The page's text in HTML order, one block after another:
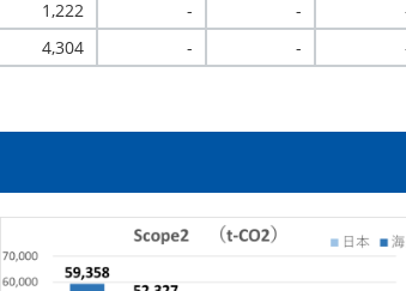
1,222 - -
4,304 - -